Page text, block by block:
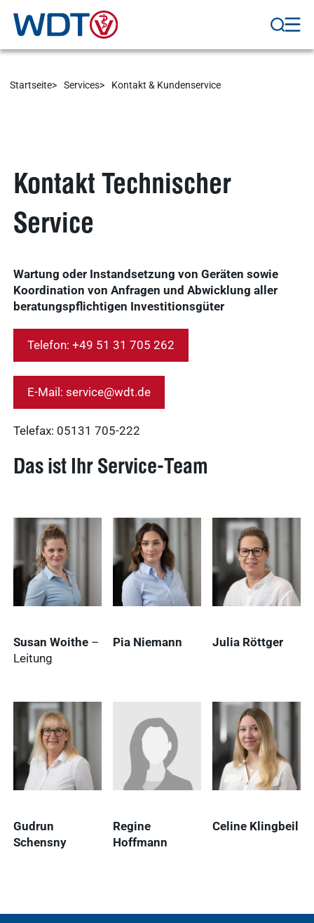
Arzneimittel
Ergebnisse
gründen
anzeigen
Mitgliedschaft
Ergebnisse
anzeigen
Nachhaltigkeit
Ergebnisse
anzeigen
Ergebnisse
WDT-Gruppe
vetsoft.one
Startseite Services Kontakt & Kundenservice
Kontakt Technischer
Service
Wartung oder Instandsetzung von Geräten sowie
Koordination von Anfragen und Abwicklung aller
beratungspflichtigen Investitionsgüter
Telefon: +49 51 31 705 262
E-Mail: service@wdt.de
Telefax: 05131 705-222
Das ist Ihr Service-Team
Susan Woithe –
Leitung
Pia Niemann Julia Röttger
Gudrun
Schensny
Regine
Hoffmann
Celine Klingbeil